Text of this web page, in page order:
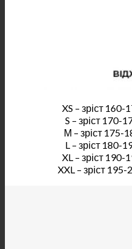
XS – зріст 160-
S – зріст 170-
М – зріст 175-
L – зріст 180-
XL – зріст 190-
XXL – зріст